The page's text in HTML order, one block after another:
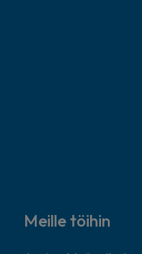
Meille töihin